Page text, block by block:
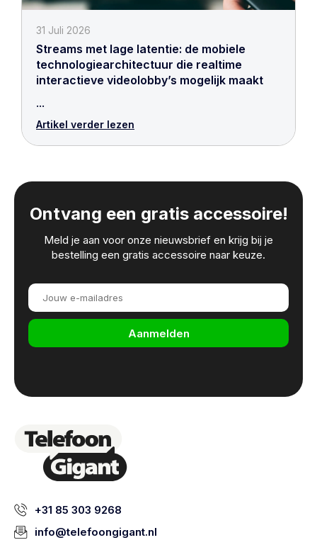
31 Juli 2026
Streams met lage latentie: de mobiele
technologiearchitectuur die realtime
interactieve videolobby’s mogelijk maakt
...
Artikel verder lezen
Ontvang een gratis accessoire!
Meld je aan voor onze nieuwsbrief en krijg bij je
bestelling een gratis accessoire naar keuze.
Aanmelden
+31 85 303 9268
info@telefoongigant.nl